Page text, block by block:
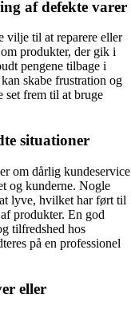
af defekte varer
vilje til at reparere eller
produkter, der gik i
pengene tilbage i
skabe frustration og
set frem til at bruge
situationer
om dårlig kundeservice
og kunderne. Nogle
lyve, hvilket har ført til
produkter. En god
tilfredshed hos
på en professionel
eller